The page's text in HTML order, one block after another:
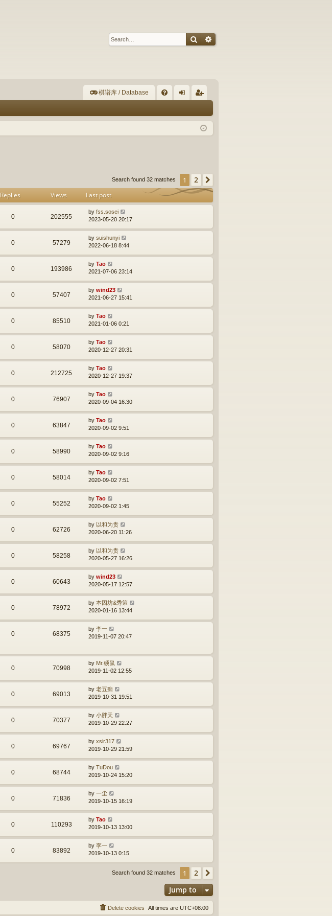
Search
棋谱库 / Database
Q in ist
Search found 32 matches 1 2
Replies Views Last post
0 202555
by fss.sosei
2023-05-20 20:17
0 57279
by suishunyi
2022-06-18 8:44
0 193986
by Tao
2021-07-06 23:14
0 57407
by wind23
2021-06-27 15:41
0 85510
by Tao
2021-01-06 0:21
0 58070
by Tao
2020-12-27 20:31
0 212725
by Tao
2020-12-27 19:37
0 76907
by Tao
2020-09-04 16:30
0 63847
by Tao
2020-09-02 9:51
0 58990
by Tao
2020-09-02 9:16
0 58014
by Tao
2020-09-02 7:51
0 55252
by Tao
2020-09-02 1:45
0 62726
by 以和为贵
2020-06-20 11:26
0 58258
by 以和为贵
2020-05-27 16:26
0 60643
by wind23
2020-05-17 12:57
0 78972
by 本因坊&秀策
2020-01-16 13:44
0 68375
by 李一
2019-11-07 20:47
0 70998
by Mr.硕鼠
2019-11-02 12:55
0 69013
by 老五痴
2019-10-31 19:51
0 70377
by 小胖天
2019-10-29 22:27
0 69767
by xsir317
2019-10-29 21:59
0 68744
by TuDou
2019-10-24 15:20
0 71836
by 一尘
2019-10-15 16:19
0 110293
by Tao
2019-10-13 13:00
0 83892
by 李一
2019-10-13 0:15
Search found 32 matches 1 2
Jump to
All times are UTC+08:00
Delete cookies